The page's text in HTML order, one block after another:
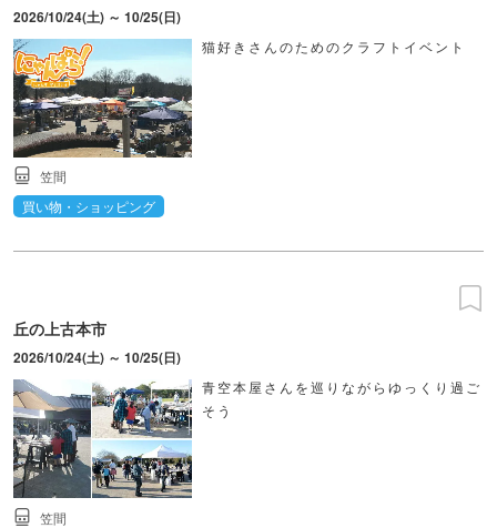
2026/10/24(土) ～ 10/25(日)
猫好きさんのためのクラフトイベント
笠間
買い物・ショッピング
丘の上古本市
2026/10/24(土) ～ 10/25(日)
青空本屋さんを巡りながらゆっくり過ご
そう
笠間